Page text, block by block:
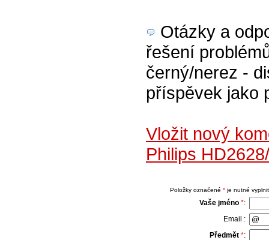
Otázky a
řešení
černý/nerez -
příspěvek jako
Vložit nový
Philips
Položky označené *je nutné
Vaše jméno *:
Email :
Předmět *: